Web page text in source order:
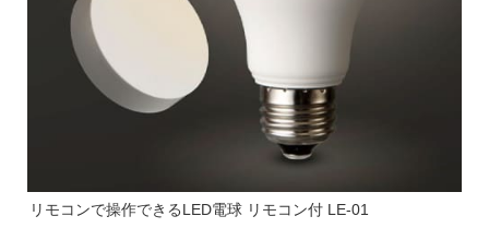
リモコンで操作できるLED電球 リモコン付 LE-01